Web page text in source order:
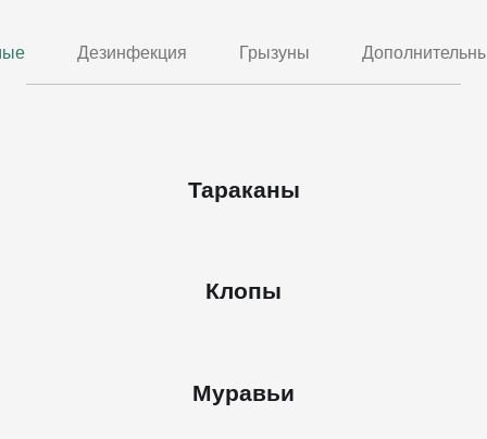
Дезинфекция Грызуны
Тараканы
Клопы
Муравьи